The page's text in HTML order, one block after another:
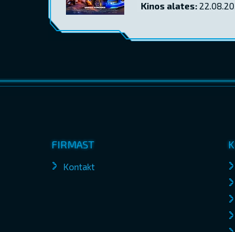
Kinos alates:
FIRMAST
Kontakt